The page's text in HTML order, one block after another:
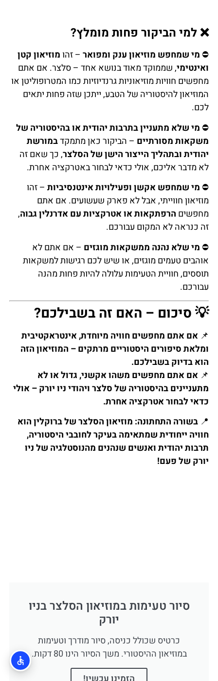
❌ למי הביקור פחות מומלץ?
⛔ מי שמחפש מוזיאון ענק ומפואר– זהומוזיאון קטן
ואינטימי, שממוקד מאוד בנושא אחד – סלצר. אם אתם
מחפשים חוויות מוזיאוניות גרנדיוזיות כמו המטרופוליטן או
המוזיאון להיסטוריה של הטבע, ייתכן שזה פחות יתאים
לכם.
⛔ מי שלא מתעניין בתרבות יהודית או בהיסטוריה של
משקאות מסורתיים – הביקור כאן מתמקדבמורשת
יהודית ובתהליך הייצור הישן של הסלצר, כך שאם זה
לא מדבר אליכם, אולי כדאי לבחור באטרקציה אחרת.
⛔ מי שמחפש אקשן ופעילויות אינטנסיביות– זהו
מוזיאון חווייתי, אבל לא פארק שעשועים. אם אתם
מחפשים הרפתקאות או אטרקציות עם אדרנלין גבוה,
זה כנראה לא המקום עבורכם.
⛔ מי שלא נהנה ממשקאות מוגזים – אם אתם לא
אוהבים טעמים מוגזים, או שיש לכם רגישות למשקאות
תוססים, חוויית הטעימות עלולה להיות פחות מהנה
עבורכם.
💡 סיכום – האם זה בשבילכם?
📌 אם אתם מחפשים חוויה מיוחדת, אינטראקטיבית
ומלאת סיפורים היסטוריים מרתקים – המוזיאון הזה
הוא בדיוק בשבילכם.
📌 אם אתם מחפשים משהו אקשני, גדול או לא
מתעניינים בהיסטוריה של סלצר ויהודי ניו יורק – אולי
כדאי לבחור אטרקציה אחרת.
📍 בשורה התחתונה: מוזיאון הסלצר של ברוקלין הוא
חוויה ייחודית שמתאימה בעיקר לחובבי היסטוריה,
תרבות יהודית ואנשים שנהנים מהנוסטלגיה של ניו
יורק של פעם!
סיור טעימות במוזיאון הסלצר בניו
יורק
כרטיס שכולל כניסה, סיור מודרך וטעימות
במוזיאון ההיסטורי. משך הסיור הינו 80 דקות.